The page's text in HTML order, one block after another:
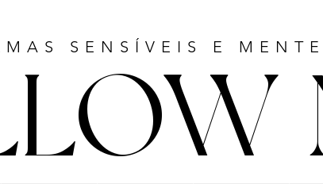
SENSÍVEIS E